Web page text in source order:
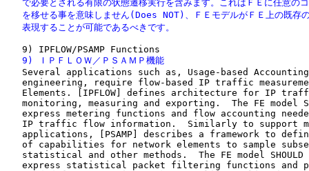
で必要とされる有限の状態遷移実行を含みます。これはＦＥに任意の
を移せる事を意味しません(Does NOT)、ＦＥモデルがＦＥ上の既存
   表現することが可能であるべきです。
   9) ＩＰＦＬＯＷ／ＰＳＡＭＰ機能
Several applications such as, Usage-based
engineering, require flow-based IP traffic
Elements. [IPFLOW] defines architecture for IP
monitoring, measuring and exporting.  The FE model
express metering functions and flow accounting
IP traffic flow information.  Similarly to support
applications, [PSAMP] describes a framework to
of capabilities for network elements to sample
statistical and other methods.  The FE model SHOULD
express statistical packet filtering functions and